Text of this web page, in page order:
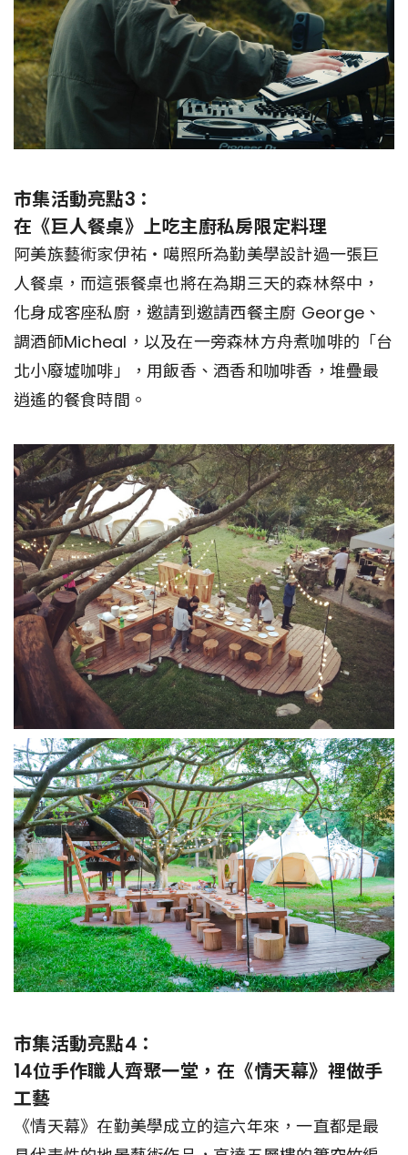
市集活動亮點3：
在《巨人餐桌》上吃主廚私房限定料理
阿美族藝術家伊祐‧噶照所為勤美學設計過一張巨
人餐桌，而這張餐桌也將在為期三天的森林祭中，
化身成客座私廚，邀請到邀請西餐主廚 George、
調酒師Micheal，以及在一旁森林方舟煮咖啡的「台
北小廢墟咖啡」，用飯香、酒香和咖啡香，堆疊最
逍遙的餐食時間。
市集活動亮點4：
14位手作職人齊聚一堂，在《情天幕》裡做手
工藝
《情天幕》在勤美學成立的這六年來，一直都是最